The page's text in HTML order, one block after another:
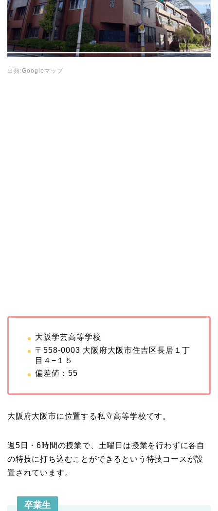
出典:Googleマップ
大阪学芸高等学校
〒558-0003 大阪府大阪市住吉区長居１丁
目４−１５
偏差値：55
大阪府大阪市に位置する私立高等学校です。
週5日・6時間の授業で、土曜日は授業を行わずに各自
の特技に打ち込むことができるという特技コースが設
置されています。
卒業生